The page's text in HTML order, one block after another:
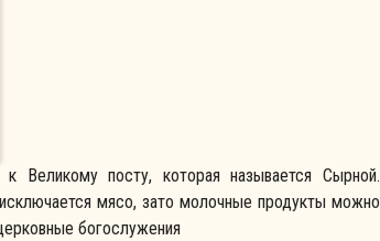
Великому посту, которая называется Сырной.
мясо, зато молочные продукты можно
богослужения